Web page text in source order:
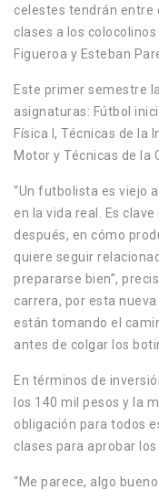
celestes tendrán entre
clases a los colocolinos
Figueroa y Esteban
Este primer semestre
asignaturas: Fútbol
Física I, Técnicas de la
Motor y Técnicas de la
“Un futbolista es viejo
en la vida real. Es
después, en cómo
quiere seguir
prepararse bien”,
carrera, por esta
están tomando el
antes de colgar los
En términos de
los 140 mil pesos y la
obligación para todos
clases para aprobar los
“Me parece, algo